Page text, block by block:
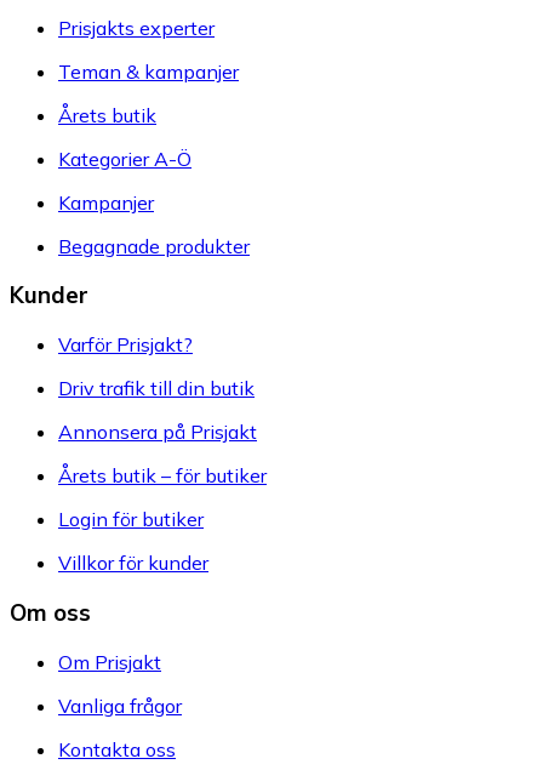
Prisjakts experter
Teman & kampanjer
Årets butik
Kategorier A-Ö
Kampanjer
Begagnade produkter
Kunder
Varför Prisjakt?
Driv trafik till din butik
Annonsera på Prisjakt
Årets butik – för butiker
Login för butiker
Villkor för kunder
Om oss
Om Prisjakt
Vanliga frågor
Kontakta oss